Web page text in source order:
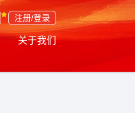
注册/登录
关于我们